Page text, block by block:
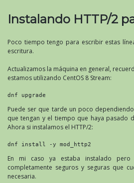
Instalando HTTP/2
Poco tiempo tengo para escribir estas
escritura.
Actualizamos la máquina en general,
estamos utilizando CentOS 8 Stream:
dnf upgrade
Puede ser que tarde un poco
que tengan y el tiempo que haya pasado
Ahora si instalamos el HTTP/2:
dnf install -y mod_http2
En mi caso ya estaba instalado pero
completamente seguros y seguras que
necesaria.